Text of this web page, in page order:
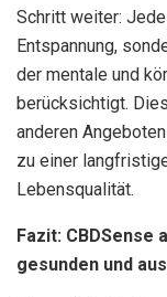
Schritt weiter:
Entspannung,
der mentale und
berücksichtigt.
anderen
zu einer
Lebensqualität.
Fazit: CBDSense
gesunden und